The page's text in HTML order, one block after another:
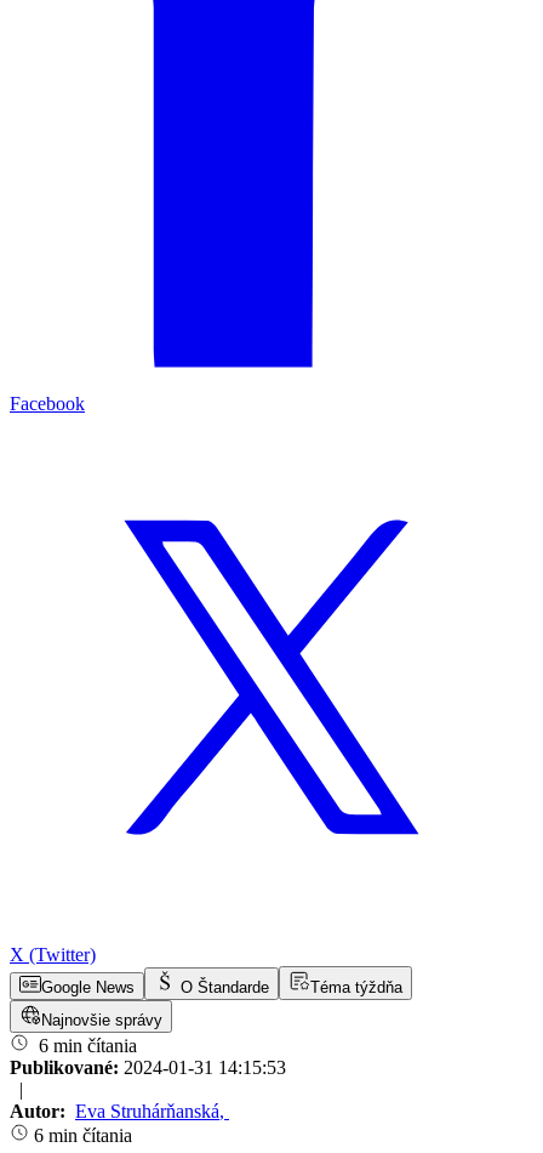
Facebook
X (Twitter)
Google News O Štandarde
Téma týždňa
Najnovšie správy
6 min čítania
Publikované: 2024-01-31 14:15:53
|
Autor: Eva Struhárňanská,
6 min čítania